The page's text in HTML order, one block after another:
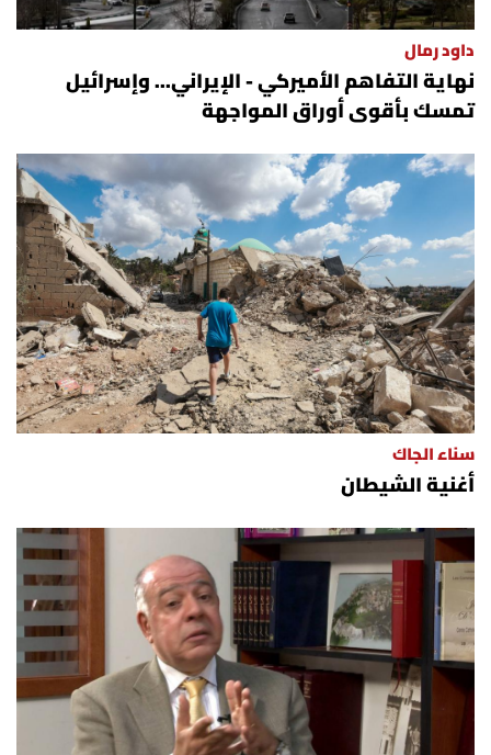
داود رمال
نهاية التفاهم الأميركي - الإيراني... وإسرائيل
تمسك بأقوى أوراق المواجهة
سناء الجاك
أغنية الشيطان